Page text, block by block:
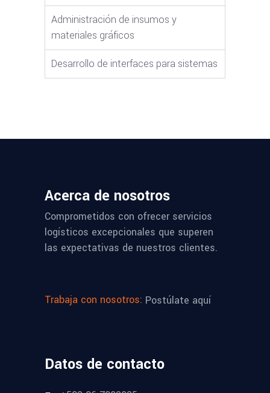
Administración de insumos y
materiales gráficos
Desarrollo de interfaces para sistemas
Acerca de nosotros
Comprometidos con ofrecer servicios
logísticos excepcionales que superen
las expectativas de nuestros clientes.
Trabaja con nosotros: Postúlate aquí
Datos de contacto